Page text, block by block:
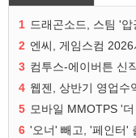
1 드래곤소드, 스팀 '
2 엔씨, 게임스컴
3
4 웹젠, 상반기 영업
5 모바일 MMOTPS '
6 '오너' 빼고, '페인터'